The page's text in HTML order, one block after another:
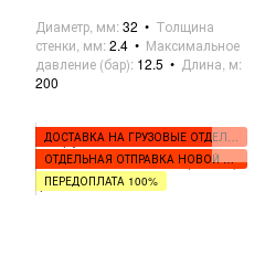
Диаметр, мм 32
Толщина
стенки, мм 2.4
Максимальное
давление (бар) 12.5
Длина, м
200
ДОСТАВКА НА ГРУЗОВЫЕ ОТДЕЛЕНИЯ
ОТДЕЛЬНАЯ ОТПРАВКА НОВОЙ ПОЧТОЙ
ПЕРЕДОПЛАТА 100%